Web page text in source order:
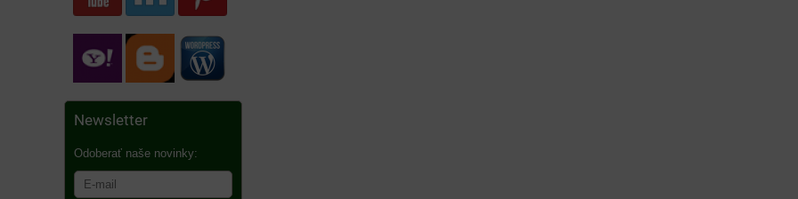
Newsletter
Odoberať naše novinky: